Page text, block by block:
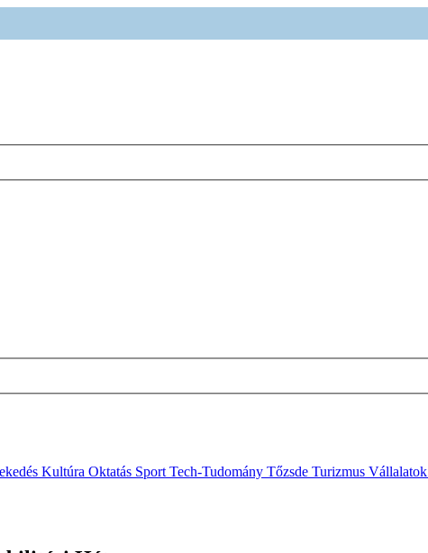
Kultúra Oktatás Sport Tech-Tudomány Tőzsde Turizmus Vállalatok